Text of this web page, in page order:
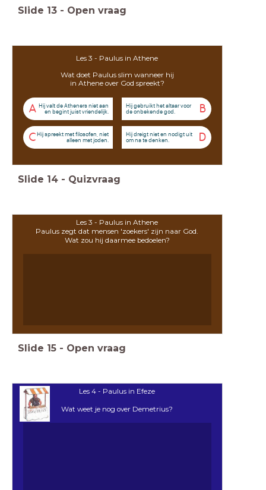
Slide 13 - Open vraag
Les 3 - Paulus in Athene
Wat doet Paulus slim wanneer hij
in Athene over God spreekt?
A Hij valt de Atheners niet aan
en begint juist vriendelijk.
B
Hij gebruikt het altaar voor
de onbekende god.
CHij spreekt met filosofen, niet
alleen met joden.
D
Hij dreigt niet en nodigt uit
om na te denken.
Slide 14 - Quizvraag
Les 3 - Paulus in Athene
Paulus zegt dat mensen 'zoekers' zijn naar God.
Wat zou hij daarmee bedoelen?
Slide 15 - Open vraag
Les 4 - Paulus in Efeze
Wat weet je nog over Demetrius?